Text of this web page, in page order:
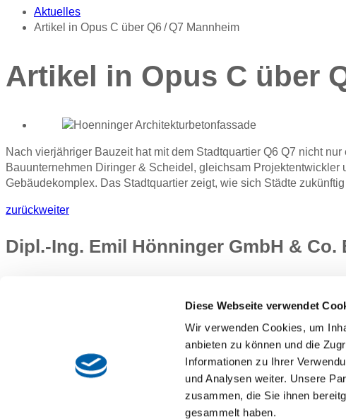
Diese Webseite verwendet
Wir verwenden Cookies, um
anbieten zu können und die
Informationen zu Ihrer
und Analysen weiter. Unsere
zusammen, die Sie ihnen
gesammelt haben.
Aktuelles
Artikel in Opus C über Q6 / Q7 Mannheim
Artikel in Opus C über
Nach vierjähriger Bauzeit hat mit dem Stadtquartier Q6 Q7 nicht
Bauunternehmen Diringer & Scheidel, gleichsam
Gebäudekomplex. Das Stadtquartier zeigt, wie sich Städte
zurückweiter
Dipl.-Ing. Emil Hönninger GmbH &